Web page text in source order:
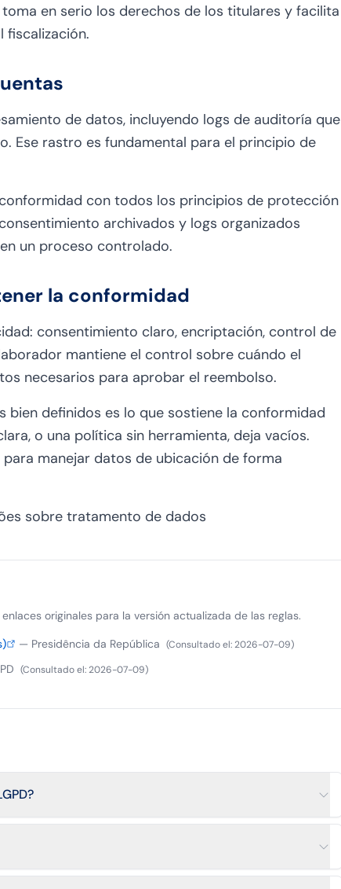
en serio los derechos de los titulares y facilita
fiscalización.
de datos, incluyendo logs de auditoría que
Ese rastro es fundamental para el principio de
con todos los principios de protección
archivados y logs organizados
un proceso controlado.
la conformidad
consentimiento claro, encriptación, control de
mantiene el control sobre cuándo el
necesarios para aprobar el reembolso.
definidos es lo que sostiene la conformidad
o una política sin herramienta, deja vacíos.
manejar datos de ubicación de forma
sobre tratamento de dados
originales para la versión actualizada de las reglas.
— Presidência da República (Consultado el:2026-07-09)
(Consultado el:2026-07-09)